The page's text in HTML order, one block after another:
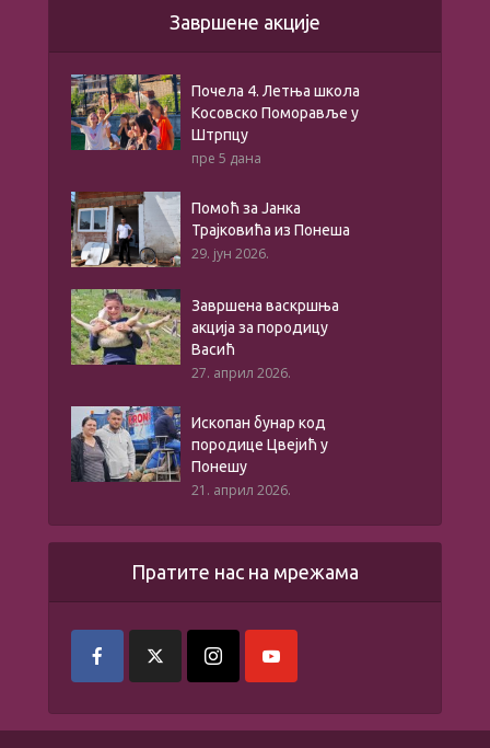
Завршене акције
Почела 4. Летња школа
Косовско Поморавље у
Штрпцу
пре 5 дана
Помоћ за Јанка
Трајковића из Понеша
29. јун 2026.
Завршена васкршња
акција за породицу
Васић
27. април 2026.
Ископан бунар код
породице Цвејић у
Понешу
21. април 2026.
Пратите нас на мрежама